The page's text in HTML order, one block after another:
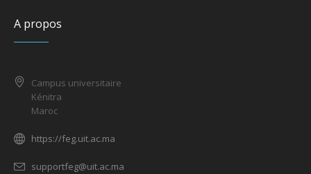
A propos
Campus universitaire
Kénitra
Maroc
https://feg.uit.ac.ma
supportfeg@uit.ac.ma